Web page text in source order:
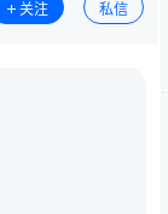
关注 私信